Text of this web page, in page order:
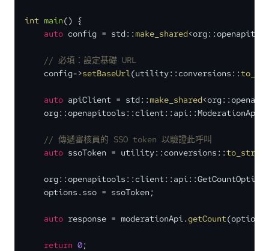
int main()
{
auto config = std:: make_shared
// 必填：設定基礎 URL
    config->
setBaseUrl(utility::conversions::
auto apiClient = std:: make_shared
    org::openapitools::client::
api::ModerationApi
// 傳遞審核員的 SSO token 以驗證此呼叫
auto ssoToken = utility::conversions::
    options.sso = ssoToken;
auto response = moderationApi.getCount
return 0;